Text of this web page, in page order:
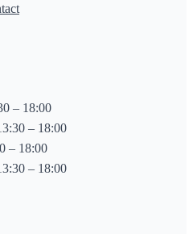
– 18:00
– 18:00
– 18:00
– 18:00